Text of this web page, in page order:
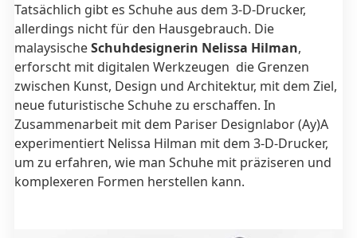
Tatsächlich gibt es Schuhe aus dem 3-D-Drucker,
allerdings nicht für den Hausgebrauch. Die
malaysischeSchuhdesignerin Nelissa Hilman,
erforscht mit digitalen Werkzeugen die Grenzen
zwischen Kunst, Design und Architektur, mit dem Ziel,
neue futuristische Schuhe zu erschaffen. In
Zusammenarbeit mit dem Pariser Designlabor (Ay)A
experimentiert Nelissa Hilman mit dem 3-D-Drucker,
um zu erfahren, wie man Schuhe mit präziseren und
komplexeren Formen herstellen kann.